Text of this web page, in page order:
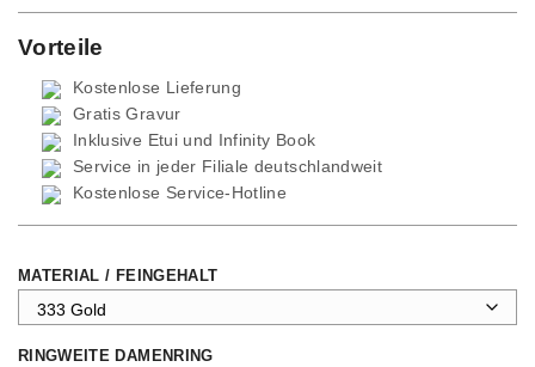
Vorteile
Kostenlose Lieferung
Gratis Gravur
Inklusive Etui und Infinity Book
Service in jeder Filiale deutschlandweit
Kostenlose Service-Hotline
MATERIAL / FEINGEHALT
RINGWEITE DAMENRING